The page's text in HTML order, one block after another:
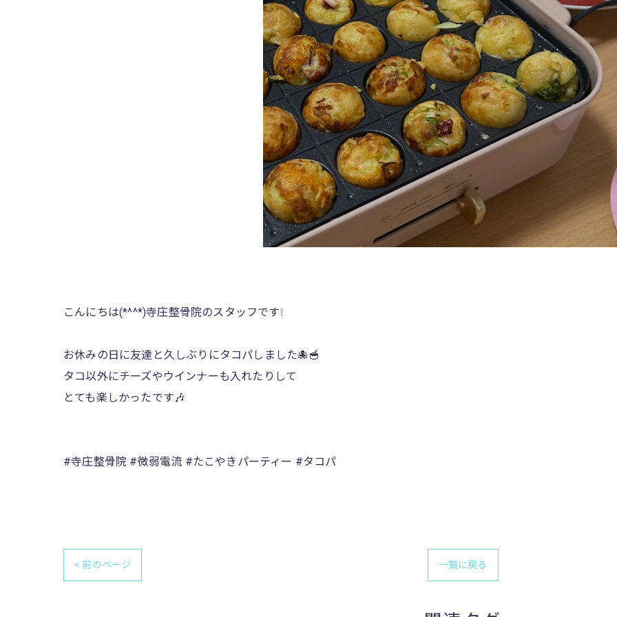
こんにちは(*^^*)寺庄整骨院のスタッフです❕
お休みの日に友達と久しぶりにタコパしました🐙🥣
タコ以外にチーズやウインナーも入れたりして
とても楽しかったです🎶
#寺庄整骨院 #微弱電流 #たこやきパーティー #タコパ
< 前のページ 一覧に戻る